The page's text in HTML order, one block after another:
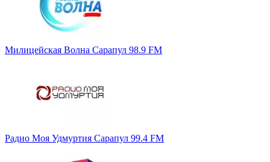
Милицейская Волна Сарапул 98.9 FM
Радио Моя Удмуртия Сарапул 99.4 FM